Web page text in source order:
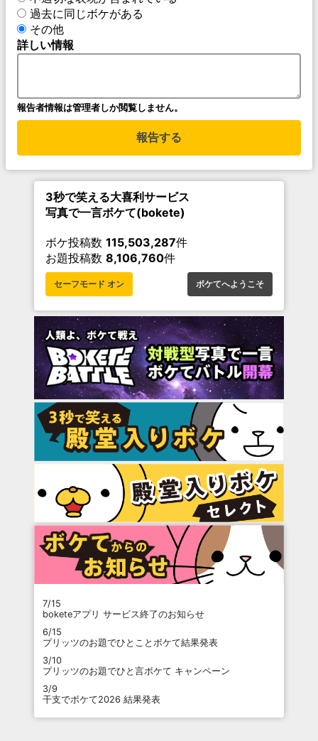
過去に同じボケがある
その他
詳しい情報
報告者情報は管理者しか閲覧しません。
報告する
3秒で笑える大喜利サービス
写真で一言ボケて(bokete)
ボケ投稿数 115,503,287件
お題投稿数 8,106,760件
セーフモード オン ボケてへようこそ
7/15
boketeアプリ サービス終了のお知らせ
6/15
プリッツのお題でひとことボケて結果発表
3/10
プリッツのお題でひと言ボケて キャンペーン
3/9
干支でボケて2026 結果発表